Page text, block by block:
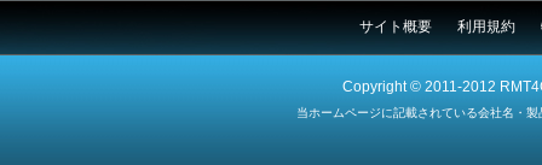
サイト概要 利用規約
Copyright © 2011-2012
当ホームページに記載されている会社名・